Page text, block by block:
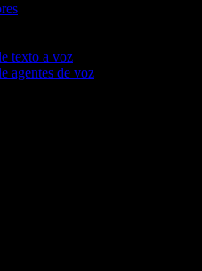
texto a voz
agentes de voz